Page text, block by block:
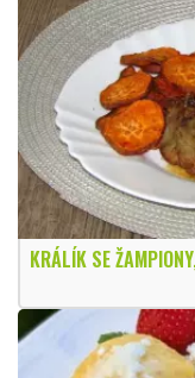
KRÁLÍK SE